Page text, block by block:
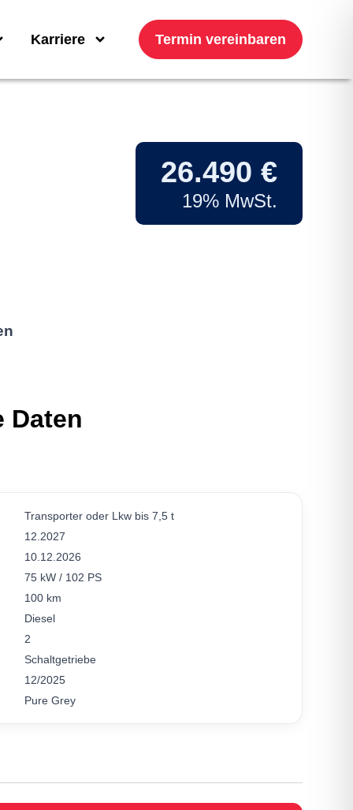
Karriere Termin vereinbaren
26.490 €
19% MwSt.
Daten
Transporter oder Lkw bis 7,5 t
12.2027
10.12.2026
75 kW / 102 PS
100 km
Diesel
2
Schaltgetriebe
12/2025
Pure Grey